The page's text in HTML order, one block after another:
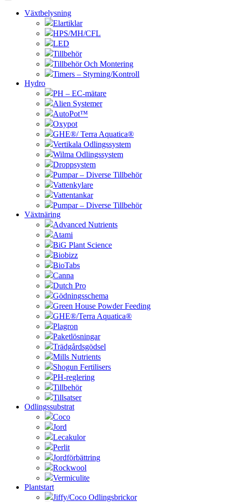
Växtbelysning
Elartiklar
HPS/MH/CFL
LED
Tillbehör
Tillbehör Och Montering
Timers – Styrning/Kontroll
Hydro
PH – EC-mätare
Alien Systemer
AutoPot™
Oxypot
GHE®/ Terra Aquatica®
Vertikala Odlingssystem
Wilma Odlingssystem
Droppsystem
Pumpar – Diverse Tillbehör
Vattenkylare
Vattentankar
Pumpar – Diverse Tillbehör
Växtnäring
Advanced Nutrients
Atami
BiG Plant Science
Biobizz
BioTabs
Canna
Dutch Pro
Gödningsschema
Green House Powder Feeding
GHE®/Terra Aquatica®
Plagron
Paketlösningar
Trädgårdsgödsel
Mills Nutrients
Shogun Fertilisers
PH-reglering
Tillbehör
Tillsatser
Odlingssubstrat
Coco
Jord
Lecakulor
Perlit
Jordförbättring
Rockwool
Vermiculite
Plantstart
Jiffy/Coco Odlingsbrickor